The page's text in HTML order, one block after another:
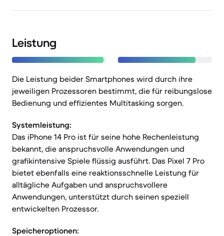
Leistung
Die Leistung beider Smartphones wird durch ihre
jeweiligen Prozessoren bestimmt, die für reibungslose
Bedienung und effizientes Multitasking sorgen.
Systemleistung:
Das iPhone 14 Pro ist für seine hohe Rechenleistung
bekannt, die anspruchsvolle Anwendungen und
grafikintensive Spiele flüssig ausführt. Das Pixel 7 Pro
bietet ebenfalls eine reaktionsschnelle Leistung für
alltägliche Aufgaben und anspruchsvollere
Anwendungen, unterstützt durch seinen speziell
entwickelten Prozessor.
Speicheroptionen: